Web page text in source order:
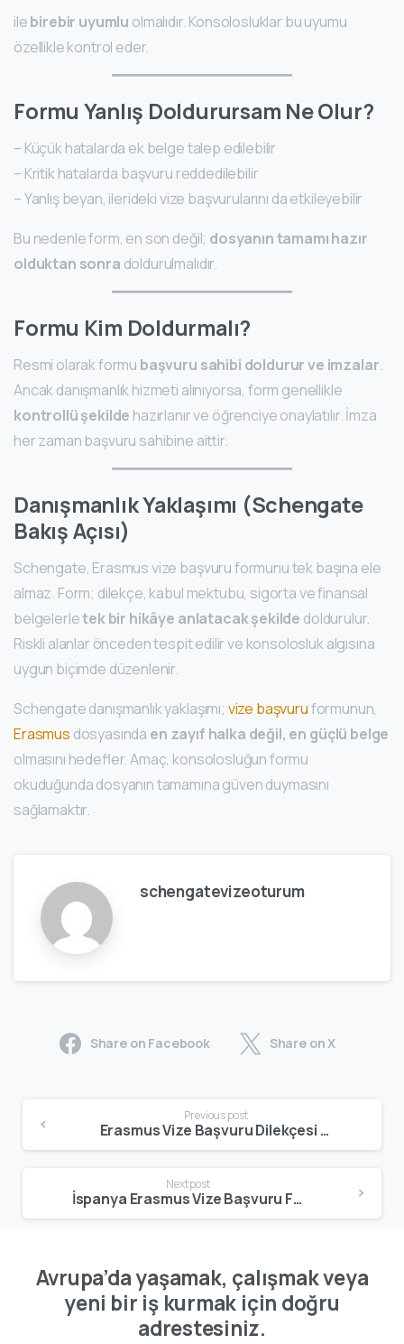
ilebirebir uyumlu olmalıdır. Konsolosluklar bu uyumu
özellikle kontrol eder.
Formu Yanlış Doldurursam Ne Olur?
– Küçük hatalarda ek belge talep edilebilir
– Kritik hatalarda başvuru reddedilebilir
– Yanlış beyan, ilerideki vize başvurularını da etkileyebilir
Bu nedenle form, en son değil; dosyanın tamamı hazır
olduktan sonra doldurulmalıdır.
Formu Kim Doldurmalı?
Resmi olarak formu başvuru sahibi doldurur ve imzalar.
Ancak danışmanlık hizmeti alınıyorsa, form genellikle
kontrollü şekilde hazırlanır ve öğrenciye onaylatılır. İmza
her zaman başvuru sahibine aittir.
Danışmanlık Yaklaşımı (Schengate
Bakış Açısı)
Schengate, Erasmus vize başvuru formunu tek başına ele
almaz. Form; dilekçe, kabul mektubu, sigorta ve finansal
belgelerletek bir hikâye anlatacak şekilde doldurulur.
Riskli alanlar önceden tespit edilir ve konsolosluk algısına
uygun biçimde düzenlenir.
Schengate danışmanlık yaklaşımı; vize başvuruformunun,
Erasmus dosyasında en zayıf halka değil, en güçlü belge
olmasını hedefler. Amaç, konsolosluğun formu
okuduğunda dosyanın tamamına güven duymasını
sağlamaktır.
schengatevizeoturum
Share on Facebook Share on X
Previous post
Erasmus Vize Başvuru Dilekçesi Nasıl Yazılır? Doğru Metin ve Örnek (2026)
Next post
İspanya Erasmus Vize Başvuru Formu Nasıl Doldurulur? Kritik Alanlar (2026)
Avrupa’da yaşamak, çalışmak veya
yeni bir iş kurmak için doğru
adrestesiniz.